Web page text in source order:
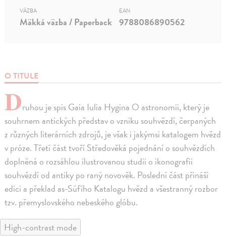
O TITULE
Druhou je spis Gaia Iulia Hygina O astronomii, který je
souhrnem antických představ o vzniku souhvězdí, čerpaných
z různých literárních zdrojů, je však i jakýmsi katalogem hvězd
v próze. Třetí část tvoří Středověká pojednání o souhvězdích
doplněná o rozsáhlou ilustrovanou studii o ikonografii
souhvězdí od antiky po raný novověk. Poslední část přináší
edici a překlad as-Súfího Katalogu hvězd a všestranný rozbor
tzv. přemyslovského nebeského glóbu.
VÄZBA
Mäkká väzba / Paperback
EAN
9788086890562
High-contrast mode